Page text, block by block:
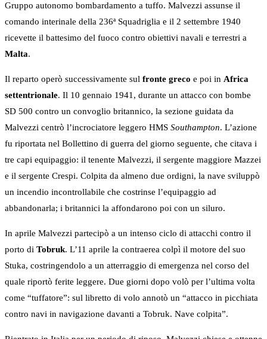
Gruppo autonomo bombardamento a tuffo. Malvezzi assunse il
comando interinale della 236ª Squadriglia e il 2 settembre 1940
ricevette il battesimo del fuoco contro obiettivi navali e terrestri a
Malta.
Il reparto operò successivamente sul fronte greco e poi in Africa
settentrionale. Il 10 gennaio 1941, durante un attacco con bombe
SD 500 contro un convoglio britannico, la sezione guidata da
Malvezzi centrò l’incrociatore leggero HMS Southampton. L’azione
fu riportata nel Bollettino di guerra del giorno seguente, che citava i
tre capi equipaggio: il tenente Malvezzi, il sergente maggiore Mazzei
e il sergente Crespi. Colpita da almeno due ordigni, la nave sviluppò
un incendio incontrollabile che costrinse l’equipaggio ad
abbandonarla; i britannici la affondarono poi con un siluro.
In aprile Malvezzi partecipò a un intenso ciclo di attacchi contro il
porto di Tobruk. L’11 aprile la contraerea colpì il motore del suo
Stuka, costringendolo a un atterraggio di emergenza nel corso del
quale riportò ferite leggere. Due giorni dopo volò per l’ultima volta
come “tuffatore”: sul libretto di volo annotò un “attacco in picchiata
contro navi in navigazione davanti a Tobruk. Nave colpita”.